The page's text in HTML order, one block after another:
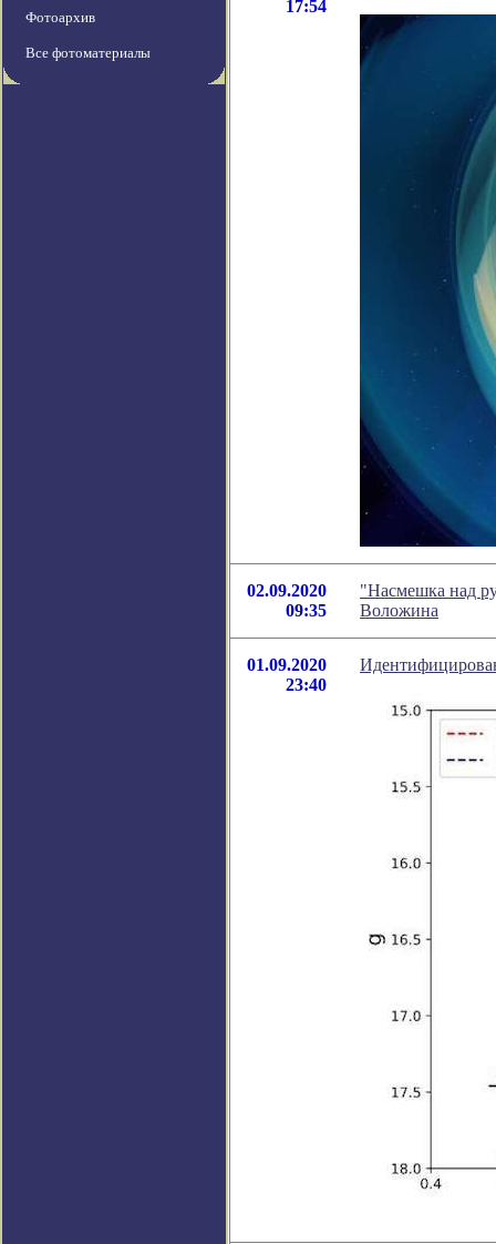
Фотоархив
Все фотоматериалы
17:54
02.09.2020
09:35
"Насмешка над
Воложина
01.09.2020
23:40